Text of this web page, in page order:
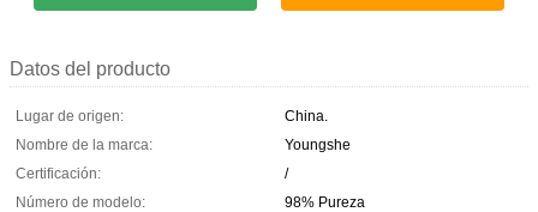
Datos del producto
Lugar de origen:
China.
Nombre de la marca:
Youngshe
Certificación:
/
Número de modelo:
98% Pureza